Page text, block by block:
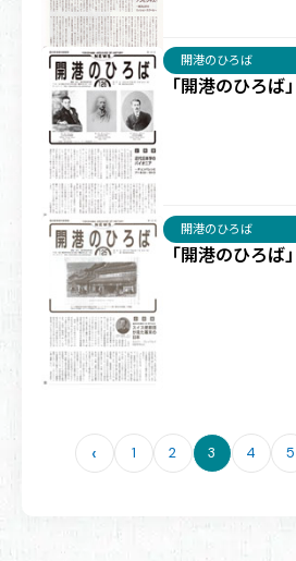
「開港のひろば
開港のひろば
「開港のひろば
開港のひろば
ペ ‹ 1 2 3 4 5